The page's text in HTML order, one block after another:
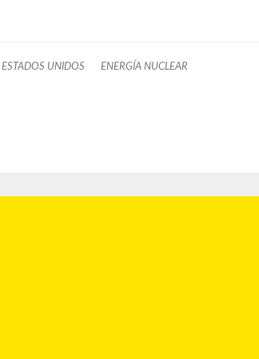
ESTADOS UNIDOS ENERGÍA NUCLEAR